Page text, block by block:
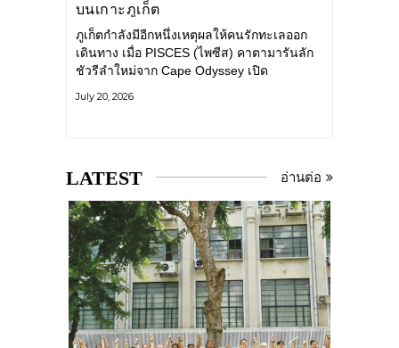
บนเกาะภูเก็ต
ภูเก็ตกำลังมีอีกหนึ่งเหตุผลให้คนรักทะเลออก
เดินทาง เมื่อ PISCES (ไพซีส) คาตามารันลัก
ชัวรีลำใหม่จาก Cape Odyssey เปิด
พังงาในมุมที่ต่างออกไป ผสานความสะดวก
อำนวยความสะดวก
July 20, 2026
LATEST อ่านต่อ